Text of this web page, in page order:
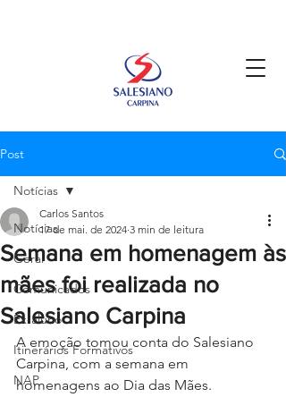
Post
Notícias
Geral
Comunicados
Ex-aluno
Itinerários Formativos
NAP
Notícias
Semana em homenagem às
mães foi realizada no
Salesiano Carpina
Carlos Santos
17 de mai. de 2024 3 min de leitura
A emoção tomou conta do Salesiano
Carpina, com a semana em
homenagens ao Dia das Mães.